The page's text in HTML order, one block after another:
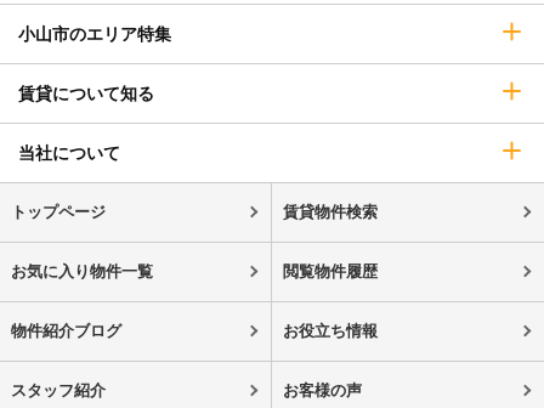
小山市のエリア特集
賃貸について知る
当社について
トップページ 賃貸物件検索
お気に入り物件一覧 閲覧物件履歴
物件紹介ブログ お役立ち情報
スタッフ紹介 お客様の声